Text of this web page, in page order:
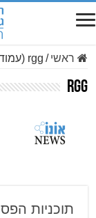
ראשי / rgg (עמוד 3)
rgg
תוכניות